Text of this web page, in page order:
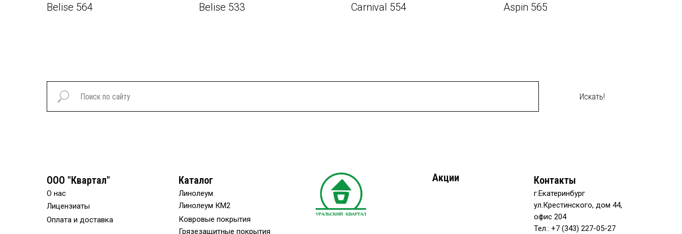
Belise 564 Belise 533 Carnival 554 Aspin 565
Искать!
ООО "Квартал" Каталог Контакты
О нас
Оплата и доставка
Лицензиаты
Линолеум
Ковровые покрытия
Грязезащитные покрытия
г.Екатеринбург
ул.Крестинского, дом 44,
офис 204
Тел.: +7 (343) 227-05-27
Акции
Линолеум КМ2